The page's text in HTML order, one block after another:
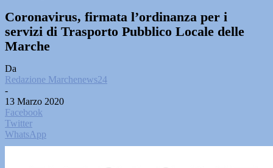
Coronavirus, firmata l’ordinanza per i
servizi di Trasporto Pubblico Locale delle
Marche
Da
Redazione Marchenews24
-
13 Marzo 2020
Facebook
Twitter
WhatsApp